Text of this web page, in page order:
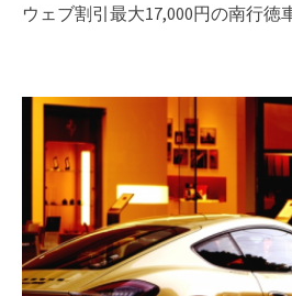
ウェブ割引最大17,000円の南行徳